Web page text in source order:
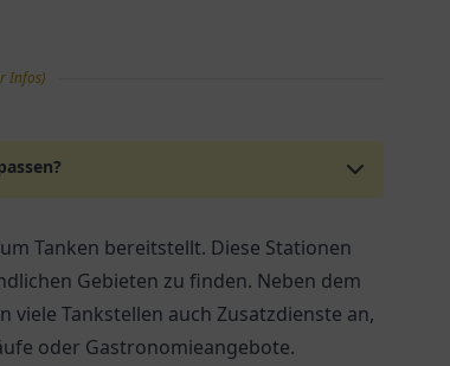
Infos)
Tanken bereitstellt. Diese Stationen
Gebieten zu finden. Neben dem
Tankstellen auch Zusatzdienste an,
oder Gastronomieangebote.